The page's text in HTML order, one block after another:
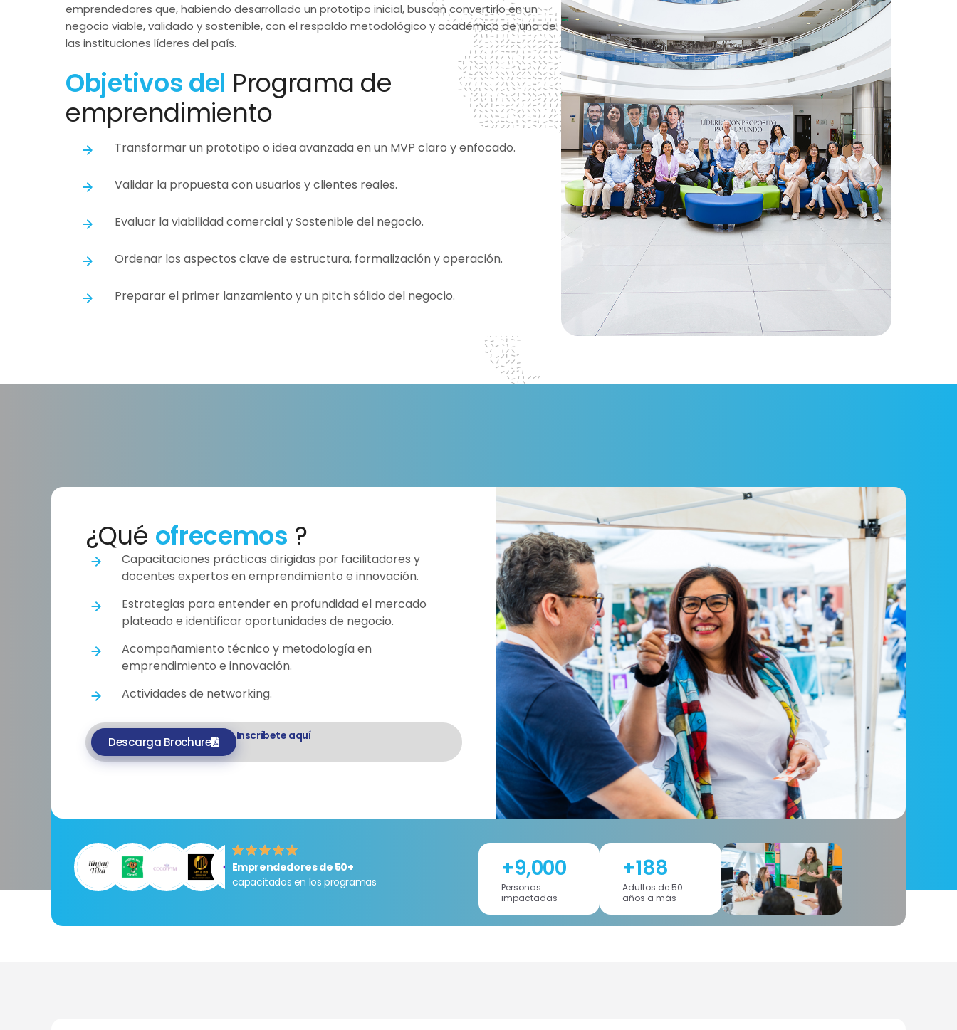
emprendedores que, habiendo desarrollado un prototipo inicial, buscan convertirlo en un
negocio viable, validado y sostenible, con el respaldo metodológico y académico de una de
las instituciones líderes del país.
Objetivos del Programa de
emprendimiento
Transformar un prototipo o idea avanzada en un MVP claro y enfocado.
Validar la propuesta con usuarios y clientes reales.
Evaluar la viabilidad comercial y Sostenible del negocio.
Ordenar los aspectos clave de estructura, formalización y operación.
Preparar el primer lanzamiento y un pitch sólido del negocio.
¿Qué ofrecemos ?
Capacitaciones prácticas dirigidas por facilitadores y
docentes expertos en emprendimiento e innovación.
Estrategias para entender en profundidad el mercado
plateado e identificar oportunidades de negocio.
Acompañamiento técnico y metodología en
emprendimiento e innovación.
Actividades de networking.
Descarga Brochure Inscríbete aquí
Emprendedores de 50+
capacitados en los programas
Personas
impactadas
+9,000
Adultos de 50
años a más
+188